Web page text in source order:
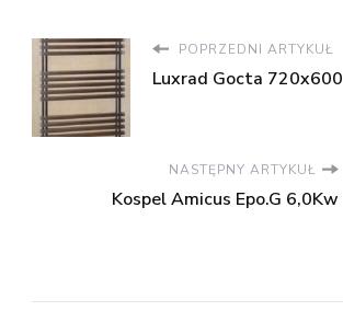
POPRZEDNI ARTYKUŁ
Luxrad Gocta 720x600
NASTĘPNY ARTYKUŁ
Kospel Amicus Epo.G 6,0Kw